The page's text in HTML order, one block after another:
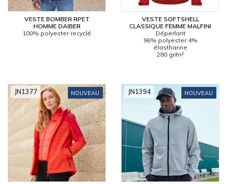
CARRYON
L'ENTREPRISE
MARQUES & CERTIFICATS
TECHNIQUES MARQUAGE
BLOG
CONTACT
MESSAGE
VESTE BOMBER RPET
HOMME DAIBER
100% polyester recyclé
VESTE SOFTSHELL
CLASSIQUE FEMME MALFINI
Déperlant
96% polyester 4%
élasthanne
280 gr/m²
NOUVEAU
JN1377 NOUVEAU
JN1394